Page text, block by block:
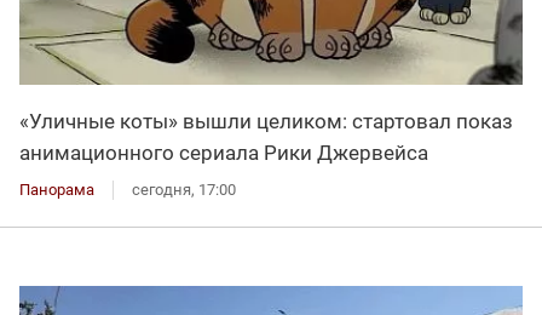
«Уличные коты» вышли целиком: стартовал показ
анимационного сериала Рики Джервейса
Панорама сегодня, 17:00